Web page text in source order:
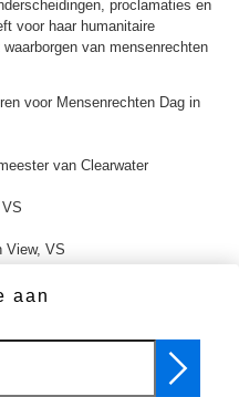
proclamaties en
voor haar humanitaire
van mensenrechten
voor Mensenrechten Dag in
van Clearwater
View, VS
Dag in Los Angeles, VS
videoclip van het Internationale
aan